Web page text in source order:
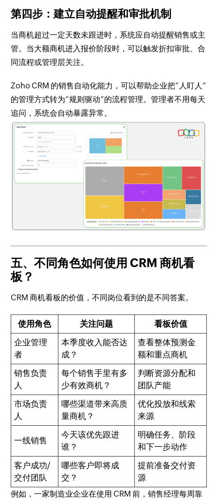
第四步：建立自动提醒和审批机制
当商机超过一定天数未跟进时，系统应自动提醒销售或主
管。当大额商机进入报价阶段时，可以触发折扣审批、合
同流程或管理层关注。
Zoho CRM 的销售自动化能力，可以帮助企业把“人盯人”
的管理方式转为“规则驱动”的流程管理。管理者不用每天
追问，系统会自动暴露异常。
五、不同角色如何使用 CRM 商机看
板？
CRM 商机看板的价值，不同岗位看到的是不同答案。
使用角色 关注问题
看板价值
企业管理
者
本季度收入能否达
成？
查看整体预测金
额和重点商机
销售负责
人
每个销售手里有多
少有效商机？
判断资源分配和
团队产能
市场负责
人
哪些渠道带来高质
量商机？
优化投放和线索
来源
一线销售
今天该优先跟进
谁？
明确任务、阶段
和下一步动作
客户成功/
交付团队
哪些客户即将成
交？
提前准备交付资
源
例如，一家制造业企业在使用 CRM 前，销售经理每周靠